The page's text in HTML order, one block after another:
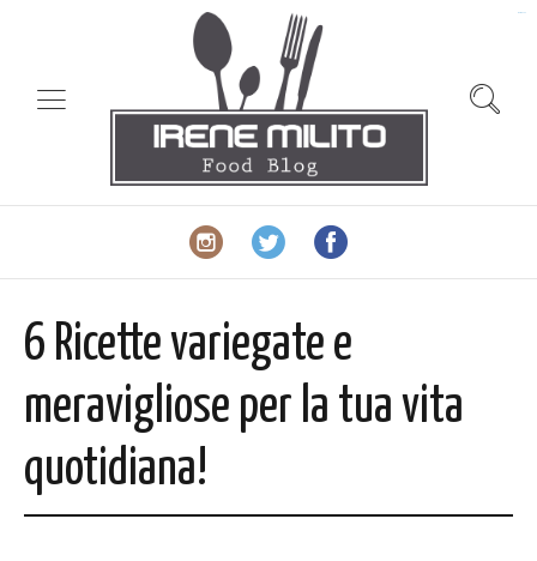
6 Ricette variegate e
meravigliose per la tua vita
quotidiana!